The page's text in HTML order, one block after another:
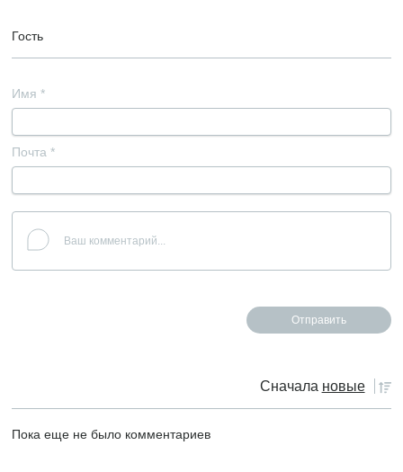
Гость
Имя *
Почта *
Сначала новые
Пока еще не было комментариев